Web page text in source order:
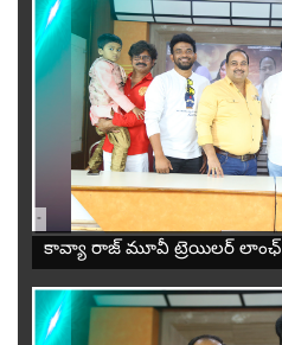
-
కావ్యా రాజ్ మూవీ ట్రెయిలర్ లాంఛ్